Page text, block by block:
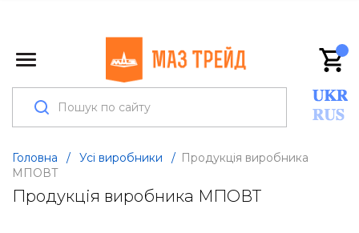
Головна / Усі виробники / Продукція виробника
МПОВТ
Продукція виробника МПОВТ